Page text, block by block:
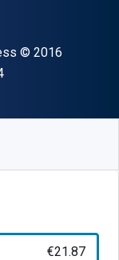
Copyright
© 2016
"ISBN-13
€21.87